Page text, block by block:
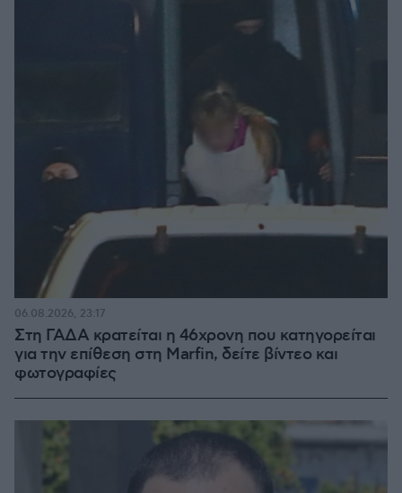
Στη ΓΑΔΑ κρατείται η 46χρονη που κατηγορείται
για την επίθεση στη Marfin, δείτε βίντεο και
φωτογραφίες
06.08.2026, 23:17